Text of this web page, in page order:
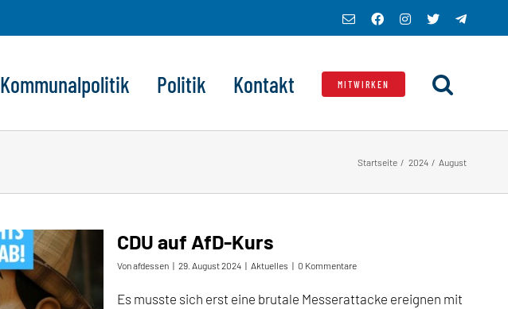
E-
FacebookInstagram
X
Kommunalpolitik Politik Kontakt MITWIRKEN
Startseite 2024 August
CDU auf AfD-Kurs
Vonafdessen | 29. August 2024 | Aktuelles | 0 Kommentare
Es musste sich erst eine brutale Messerattacke ereignen mit